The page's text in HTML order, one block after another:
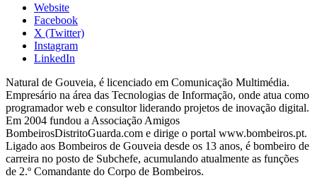
Website
Facebook
X (Twitter)
Instagram
LinkedIn
Natural de Gouveia, é licenciado em Comunicação Multimédia.
Empresário na área das Tecnologias de Informação, onde atua como
programador web e consultor liderando projetos de inovação digital.
Em 2004 fundou a Associação Amigos
BombeirosDistritoGuarda.com e dirige o portal www.bombeiros.pt.
Ligado aos Bombeiros de Gouveia desde os 13 anos, é bombeiro de
carreira no posto de Subchefe, acumulando atualmente as funções
de 2.º Comandante do Corpo de Bombeiros.